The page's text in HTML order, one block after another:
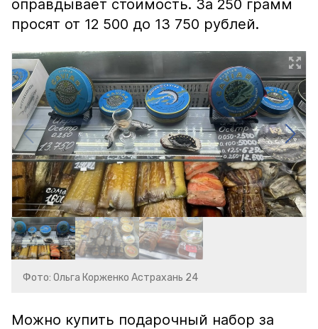
оправдывает стоимость. За 250 грамм
просят от 12 500 до 13 750 рублей.
Фото: Ольга Корженко Астрахань 24
Можно купить подарочный набор за